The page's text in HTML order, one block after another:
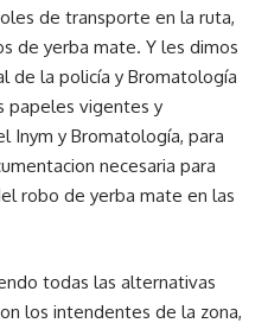
de transporte en la ruta,
de yerba mate. Y les dimos
de la policía y Bromatología
papeles vigentes y
Inym y Bromatología, para
necesaria para
robo de yerba mate en las
todas las alternativas
los intendentes de la zona,